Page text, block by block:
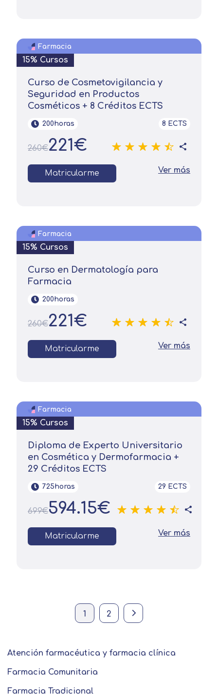
Farmacia
15% Cursos
Curso de Cosmetovigilancia y
Seguridad en Productos
Cosméticos + 8 Créditos ECTS
200horas 8 ECTS
260€221€
Matricularme Ver más
Farmacia
15% Cursos
Curso en Dermatología para
Farmacia
200horas
260€221€
Matricularme Ver más
Farmacia
15% Cursos
Diploma de Experto Universitario
en Cosmética y Dermofarmacia +
29 Créditos ECTS
725horas 29 ECTS
699€594.15€
Matricularme Ver más
Current page
1 Página
2 Next page
Atención farmacéutica y farmacia clínica
Farmacia Comunitaria
Farmacia Tradicional